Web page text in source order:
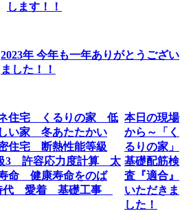
します！！
2023年 今年も一年ありがとうござい
ました！！
本日の現場
から～「く
るりの家」
基礎配筋検
査『適合』
いただきま
した！